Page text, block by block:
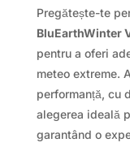
Pregătește-te
BluEarthWinter
pentru a oferi
meteo extreme.
performanță, cu
alegerea ideală
garantând o